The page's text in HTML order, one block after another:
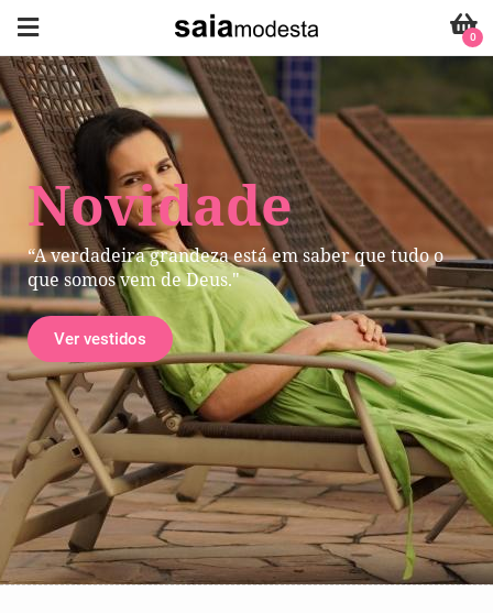
Novidade
“A verdadeira grandeza está em saber que tudo o
que somos vem de Deus."
Ver vestidos
0